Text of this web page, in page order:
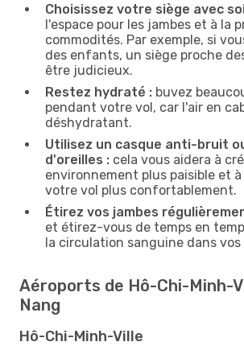
Choisissez votre siège avec
l'espace pour les jambes et à la
commodités. Par exemple, si
des enfants, un siège proche
être judicieux.
Restez hydraté : buvez
pendant votre vol, car l'air en
déshydratant.
Utilisez un casque anti-bruit
d'oreilles : cela vous aidera à
environnement plus paisible et
votre vol plus confortablement.
Étirez vos jambes
et étirez-vous de temps en
la circulation sanguine dans vos
Aéroports de Hô-Chi-Minh-
Nang
Hô-Chi-Minh-Ville